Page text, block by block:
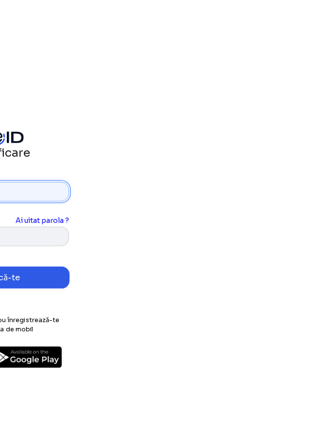
Ai uitat parola ?
înregistrează-te
de mobil